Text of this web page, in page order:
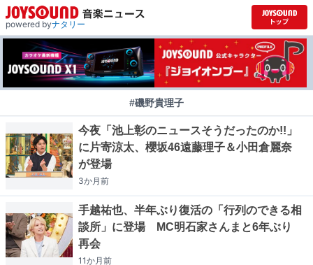
powered byナタリー
#磯野貴理子
今夜「池上彰のニュースそうだったのか!!」
に片寄涼太、櫻坂46遠藤理子＆小田倉麗奈
が登場
3か月前
手越祐也、半年ぶり復活の「行列のできる相
談所」に登場 MC明石家さんまと6年ぶり
再会
11か月前